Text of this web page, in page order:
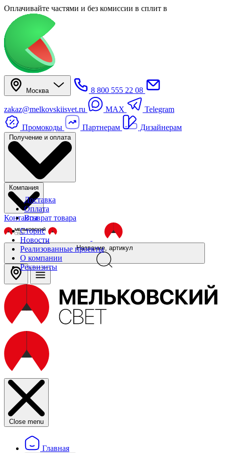
Оплачивайте частями и без комиссии в сплит в
Москва 8 800 555 22 08
zakaz@melkovskiisvet.ru MAX Telegram
Промокоды Партнерам Дизайнерам
Получение и оплата
Доставка
Оплата
Возврат товара
Компания
Сторис
Новости
Реализованные проекты
О компании
Реквизиты
Контакты
Название, артикул
Close menu
Главная